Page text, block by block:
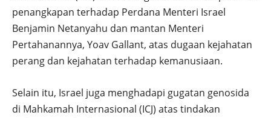
penangkapan terhadap Perdana Menteri Israel
Benjamin Netanyahu dan mantan Menteri
Pertahanannya, Yoav Gallant, atas dugaan kejahatan
perang dan kejahatan terhadap kemanusiaan.
Selain itu, Israel juga menghadapi gugatan genosida
di Mahkamah Internasional (ICJ) atas tindakan